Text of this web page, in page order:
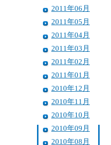
2011年06月
2011年05月
2011年04月
2011年03月
2011年02月
2011年01月
2010年12月
2010年11月
2010年10月
2010年09月
2010年08月